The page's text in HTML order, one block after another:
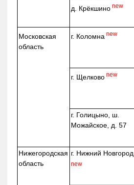
д. Крёкшино new
Московская
область
г. Коломна new
г. Щелково new
г. Голицыно, ш.
Можайское, д. 57
Нижегородская
область
г. Нижний Новгород
new